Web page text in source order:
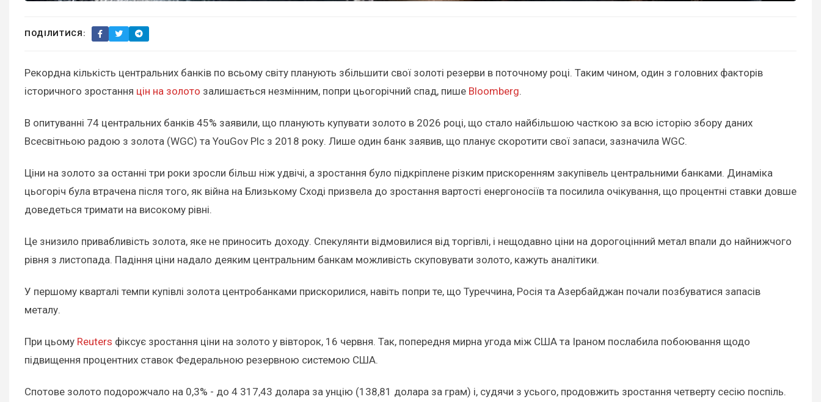
ПОДІЛИТИСЯ:
Рекордна кількість центральних банків по всьому світу планують збільшити свої золоті резерви в поточному році. Таким чином, один з головних факторів
історичного зростання цін на золото залишається незмінним, попри цьогорічний спад, пише Bloomberg.
В опитуванні 74 центральних банків 45% заявили, що планують купувати золото в 2026 році, що стало найбільшою часткою за всю історію збору даних
Всесвітньою радою з золота (WGC) та YouGov Plc з 2018 року. Лише один банк заявив, що планує скоротити свої запаси, зазначила WGC.
Ціни на золото за останні три роки зросли більш ніж удвічі, а зростання було підкріплене різким прискоренням закупівель центральними банками. Динаміка
цьогоріч була втрачена після того, як війна на Близькому Сході призвела до зростання вартості енергоносіїв та посилила очікування, що процентні ставки довше
доведеться тримати на високому рівні.
Це знизило привабливість золота, яке не приносить доходу. Спекулянти відмовилися від торгівлі, і нещодавно ціни на дорогоцінний метал впали до найнижчого
рівня з листопада. Падіння ціни надало деяким центральним банкам можливість скуповувати золото, кажуть аналітики.
У першому кварталі темпи купівлі золота центробанками прискорилися, навіть попри те, що Туреччина, Росія та Азербайджан почали позбуватися запасів
металу.
При цьому Reuters фіксує зростання ціни на золото у вівторок, 16 червня. Так, попередня мирна угода між США та Іраном послабила побоювання щодо
підвищення процентних ставок Федеральною резервною системою США.
Спотове золото подорожчало на 0,3% - до 4 317,43 долара за унцію (138,81 долара за грам) і, судячи з усього, продовжить зростання четверту сесію поспіль.